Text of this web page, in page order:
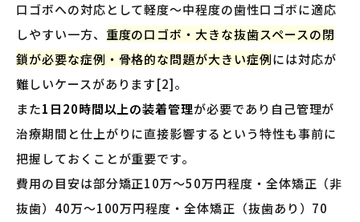
口ゴボへの対応として軽度〜中程度の歯性口ゴボに適応
しやすい一方、 重度の口ゴボ・大きな抜歯スペースの閉
鎖が必要な症例・骨格的な問題が大きい症例には対応が
難しいケースがあります[2]。
また1日20時間以上の装着管理が必要であり自己管理が
治療期間と仕上がりに直接影響するという特性も事前に
把握しておくことが重要です。
費用の目安は部分矯正10万〜50万円程度・全体矯正（非
抜歯）40万〜100万円程度・全体矯正（抜歯あり）70